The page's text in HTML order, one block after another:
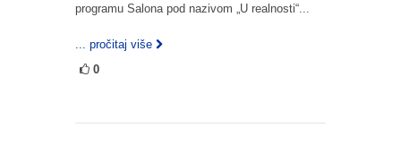
programu Salona pod nazivom „U realnosti“...
... pročitaj više
0